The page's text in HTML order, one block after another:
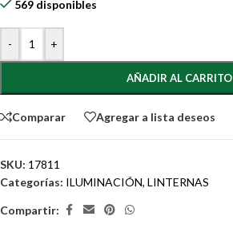
569 disponibles
- +
AÑADIR AL CARRITO
Comparar Agregar a lista deseos
SKU: 17811
Categorías: ILUMINACIÓN, LINTERNAS
Compartir: